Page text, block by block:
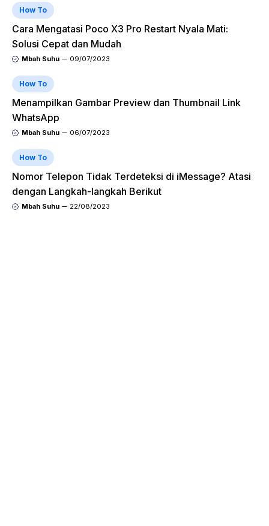
How To
Cara Mengatasi Poco X3 Pro Restart Nyala Mati:
Solusi Cepat dan Mudah
Mbah Suhu 09/07/2023
How To
Menampilkan Gambar Preview dan Thumbnail Link
WhatsApp
Mbah Suhu 06/07/2023
How To
Nomor Telepon Tidak Terdeteksi di iMessage? Atasi
dengan Langkah-langkah Berikut
Mbah Suhu 22/08/2023